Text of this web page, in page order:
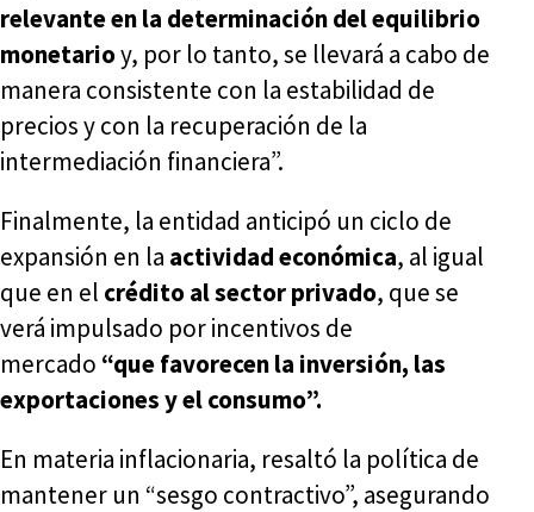
relevante en la determinación del equilibrio
monetarioy, por lo tanto, se llevará a cabo de
manera consistente con la estabilidad de
precios y con la recuperación de la
intermediación financiera”.
Finalmente, la entidad anticipó un ciclo de
expansión en la actividad económica, al igual
que en el crédito al sector privado, que se
verá impulsado por incentivos de
mercado “que favorecen la inversión, las
exportaciones y el consumo”.
En materia inflacionaria, resaltó la política de
mantener un “sesgo contractivo”, asegurando